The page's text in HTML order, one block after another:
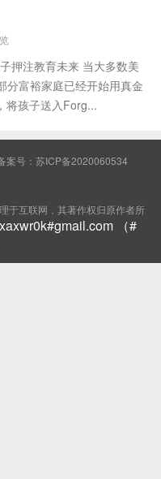
押注教育未来 当大多数美
分富裕家庭已经开始用真金
将孩子送入Forg...
号： 苏ICP备2020060534
于互联网，其著作权归原作者所
xaxwr0k#gmail.com （#